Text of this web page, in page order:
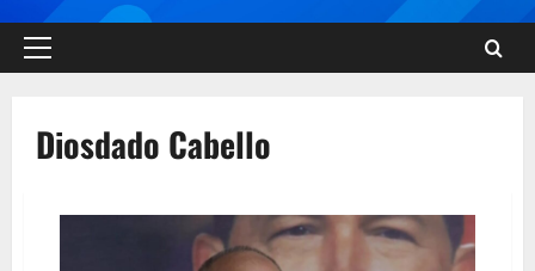
Diosdado Cabello